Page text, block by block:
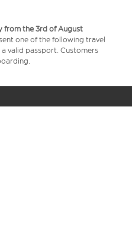
from the 3rd of August
one of the following travel
valid passport. Customers